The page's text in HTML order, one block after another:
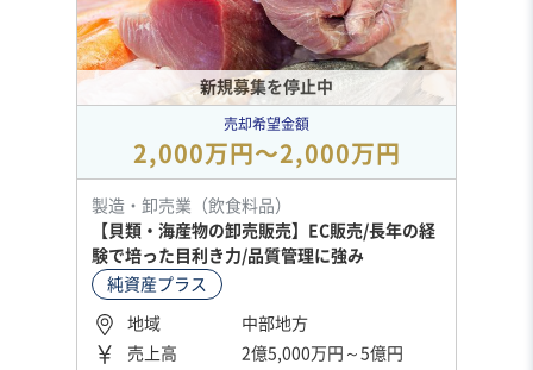
新規募集を停止中
売却希望金額
2,000万円〜2,000万円
製造・卸売業（飲食料品）
【貝類・海産物の卸売販売】EC販売/長年の経
験で培った目利き力/品質管理に強み
純資産プラス
地域
中部地方
売上高
2億5,000万円～5億円